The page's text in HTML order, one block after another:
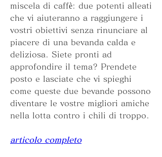
miscela di caffè: due potenti alleati
che vi aiuteranno a raggiungere i
vostri obiettivi senza rinunciare al
piacere di una bevanda calda e
deliziosa. Siete pronti ad
approfondire il tema? Prendete
posto e lasciate che vi spieghi
come queste due bevande possono
diventare le vostre migliori amiche
nella lotta contro i chili di troppo.
articolo completo